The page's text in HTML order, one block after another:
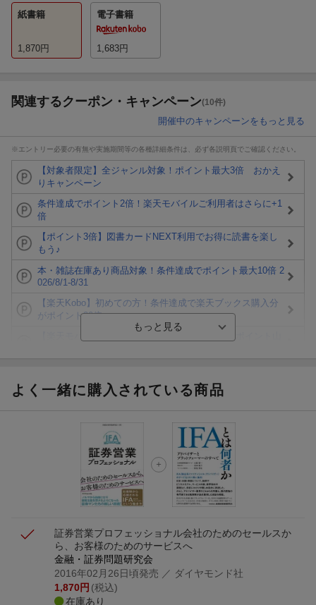
紙書籍
1,870円
電子書籍
1,683円
関連するクーポン・キャンペーン(10件)
開催中のキャンペーンをもっと見る
※エントリー必要の有無や実施期間等の各種詳細条件は、必ず各説明頁でご確認ください。
【対象者限定】全ジャンル対象！ポイント最大3倍 おかえ
りキャンペーン
条件達成でポイント2倍！楽天モバイルご利用者はさらに+1
倍
【ポイント3倍】図書カードNEXT利用でお得に読書を楽し
もう♪
本・雑誌在庫あり商品対象！条件達成でポイント最大10倍 2
026/8/1-8/31
【楽天Kobo】初めての方！条件達成で楽天ブックス購入分
がポイント20倍
ト山分け
エントリー＆3,000円以上購入で無料データSIM（3GB/月プ
ラン）が当たる！
楽天モバイル紹介キャンペーンの拡散で300円OFFクーポン
よく一緒に購入されている商品
証券営業プロフェッショナル会社のためのセールスか
ら、お客様のためのサービスへ
金融・証券問題研究会
2016年02月26日頃発売 ／ ダイヤモンド社
1,870円 (税込)
在庫あり